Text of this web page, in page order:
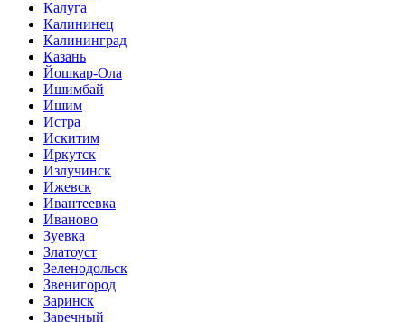
Калуга
Калининец
Калининград
Казань
Йошкар-Ола
Ишимбай
Ишим
Истра
Искитим
Иркутск
Излучинск
Ижевск
Ивантеевка
Иваново
Зуевка
Златоуст
Зеленодольск
Звенигород
Заринск
Заречный